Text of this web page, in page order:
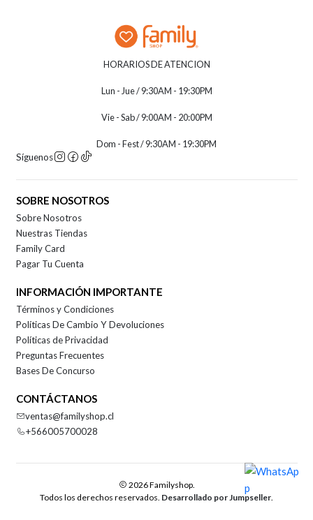
HORARIOS DE ATENCION
Lun - Jue / 9:30AM - 19:30PM
Vie - Sab / 9:00AM - 20:00PM
Dom - Fest / 9:30AM - 19:30PM
Síguenos
SOBRE NOSOTROS
Sobre Nosotros
Nuestras Tiendas
Family Card
Pagar Tu Cuenta
INFORMACIÓN IMPORTANTE
Términos y Condiciones
Políticas De Cambio Y Devoluciones
Políticas de Privacidad
Preguntas Frecuentes
Bases De Concurso
CONTÁCTANOS
ventas@familyshop.cl
+566005700028
2026 Familyshop.
Todos los derechos reservados. Desarrollado por Jumpseller.